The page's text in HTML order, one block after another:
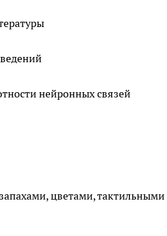
нейронных связей
цветами, тактильными